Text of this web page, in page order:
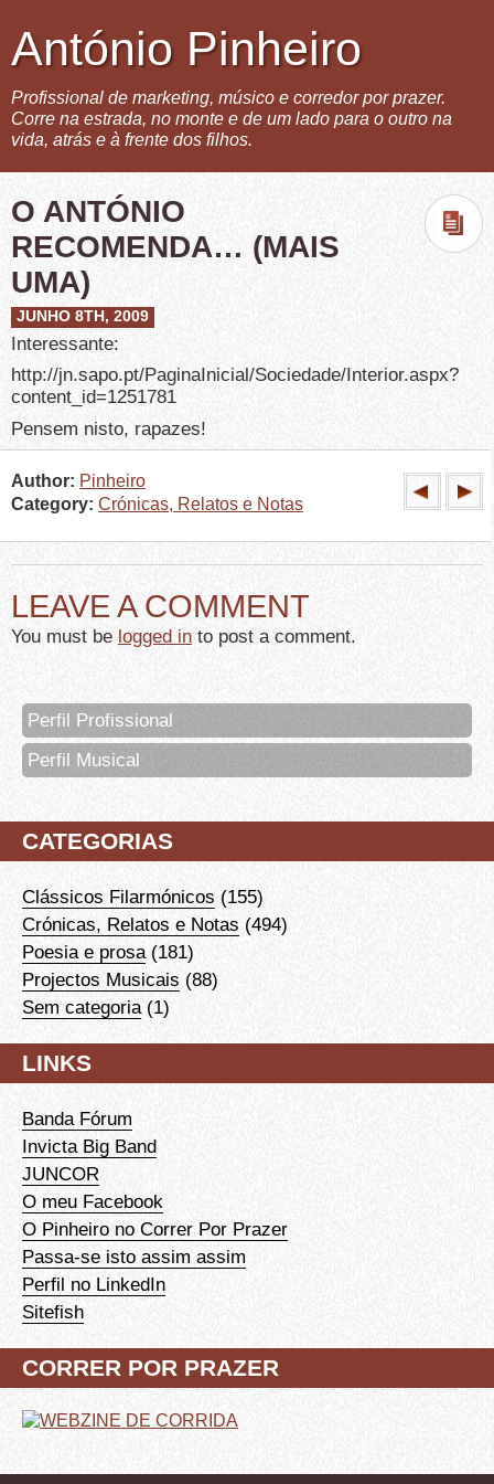
António Pinheiro
Profissional de marketing, músico e corredor por prazer.
Corre na estrada, no monte e de um lado para o outro na
vida, atrás e à frente dos filhos.
O ANTÓNIO
RECOMENDA… (MAIS
UMA)
JUNHO 8TH, 2009
Interessante:
http://jn.sapo.pt/PaginaInicial/Sociedade/Interior.aspx?
content_id=1251781
Pensem nisto, rapazes!
Author: Pinheiro
Category: Crónicas, Relatos e Notas
LEAVE A COMMENT
You must be logged in to post a comment.
Perfil Profissional
Perfil Musical
CATEGORIAS
Clássicos Filarmónicos (155)
Crónicas, Relatos e Notas (494)
Poesia e prosa (181)
Projectos Musicais (88)
Sem categoria (1)
LINKS
Banda Fórum
Invicta Big Band
JUNCOR
O meu Facebook
O Pinheiro no Correr Por Prazer
Passa-se isto assim assim
Perfil no LinkedIn
Sitefish
CORRER POR PRAZER